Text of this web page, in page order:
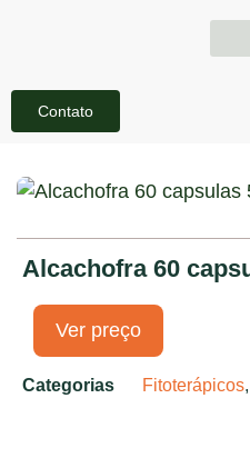
Contato
Alcachofra 60
Ver preço
Categorias Fitoterápicos,